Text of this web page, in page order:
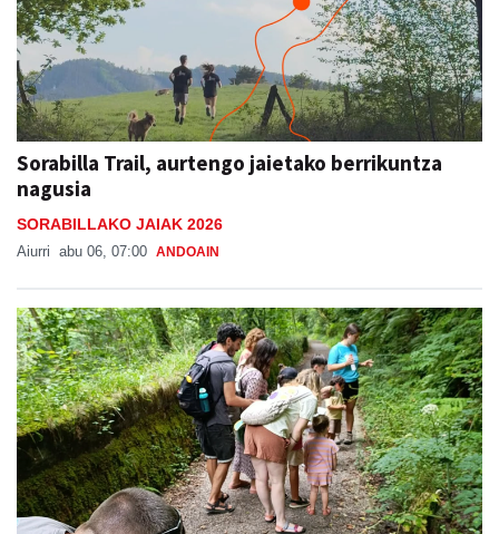
Sorabilla Trail, aurtengo jaietako berrikuntza
nagusia
SORABILLAKO JAIAK 2026
Aiurri abu 06, 07:00 ANDOAIN